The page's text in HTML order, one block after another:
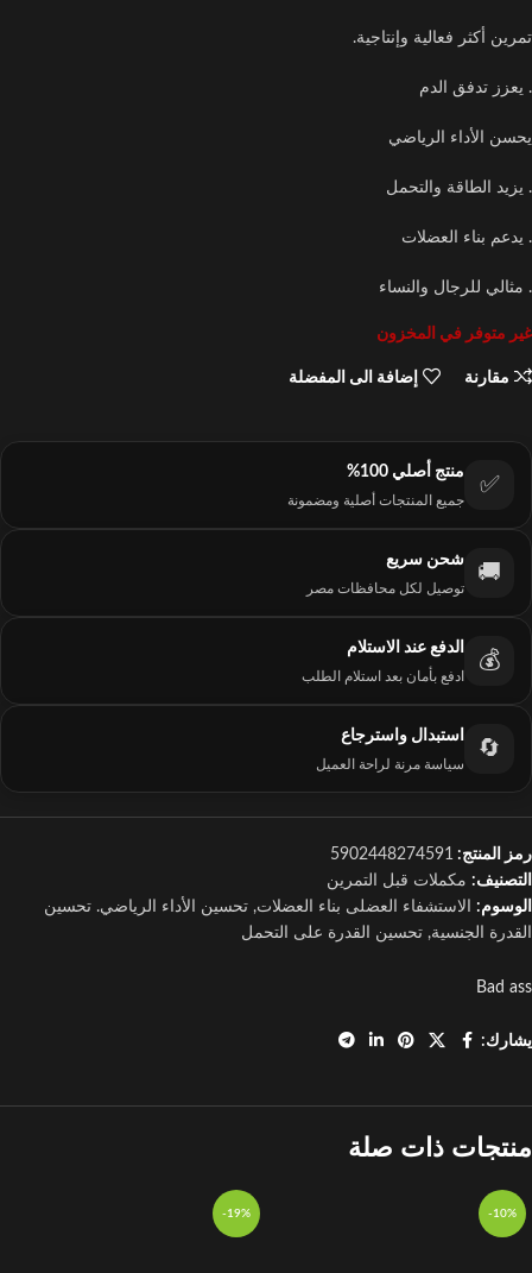
تمرين أكثر فعالية وإنتاجية.
. يعزز تدفق الدم
يحسن الأداء الرياضي
. يزيد الطاقة والتحمل
. يدعم بناء العضلات
. مثالي للرجال والنساء
غير متوفر في المخزون
مقارنة إضافة الى المفضلة
✅
منتج أصلي 100%
جميع المنتجات أصلية ومضمونة
🚚
شحن سريع
توصيل لكل محافظات مصر
💰
الدفع عند الاستلام
ادفع بأمان بعد استلام الطلب
🔄
استبدال واسترجاع
سياسة مرنة لراحة العميل
رمز المنتج: 5902448274591
التصنيف: مكملات قبل التمرين
الوسوم:
الاستشفاء العضلى بناء العضلات, تحسين الأداء الرياضي. تحسين
القدرة الجنسية, تحسين القدرة على التحمل
Bad ass
يشارك:
منتجات ذات صلة
-10%
-19%